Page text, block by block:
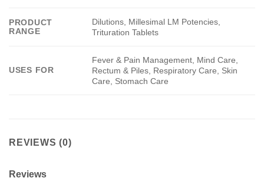
PRODUCT
RANGE
Dilutions, Millesimal LM Potencies,
Trituration Tablets
USES FOR
Fever & Pain Management, Mind Care,
Rectum & Piles, Respiratory Care, Skin
Care, Stomach Care
REVIEWS (0)
Reviews